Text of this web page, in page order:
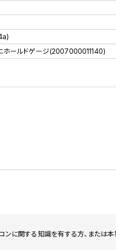
ホールドゲージ(2007000011140)
に関する知識を有する方、または